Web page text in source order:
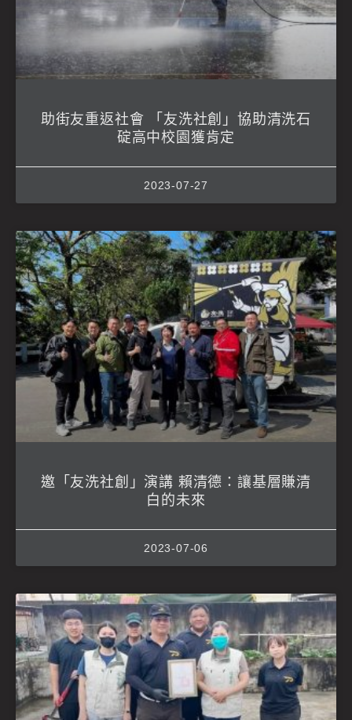
助街友重返社會 「友洗社創」協助清洗石
碇高中校園獲肯定
2023-07-27
邀「友洗社創」演講 賴清德：讓基層賺清
白的未來
2023-07-06